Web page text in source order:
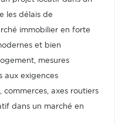
les délais de
immobilier en forte
et bien
mesures
aux exigences
commerces, axes routiers
dans un marché en